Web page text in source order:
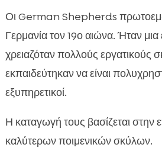
Οι German Shepherds
Γερμανία τον 19ο αιώνα. Ήταν
χρειαζόταν πολλούς εργατικούς
εκπαιδεύτηκαν να είναι
εξυπηρετικοί.
Η καταγωγή τους βασίζεται στην
καλύτερων ποιμενικών σκύλων.